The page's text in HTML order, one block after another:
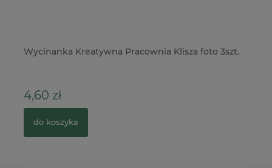
Wycinanka Kreatywna Pracownia Klisza foto 3szt.
4,60 zł
do koszyka